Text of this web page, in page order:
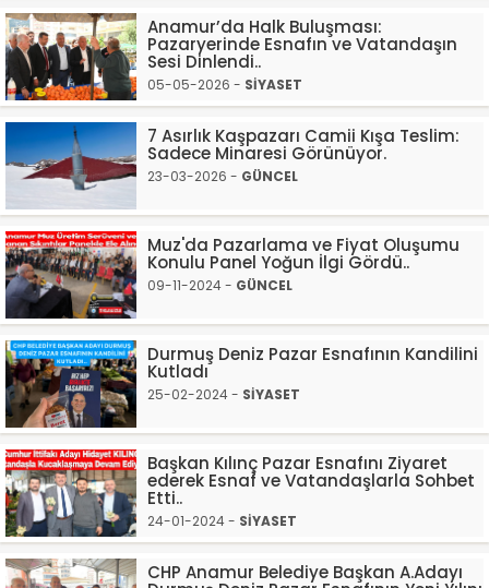
Anamur’da Halk Buluşması:
Pazaryerinde Esnafın ve Vatandaşın
Sesi Dinlendi..
05-05-2026 - SİYASET
7 Asırlık Kaşpazarı Camii Kışa Teslim:
Sadece Minaresi Görünüyor.
23-03-2026 - GÜNCEL
Muz'da Pazarlama ve Fiyat Oluşumu
Konulu Panel Yoğun İlgi Gördü..
09-11-2024 - GÜNCEL
Durmuş Deniz Pazar Esnafının Kandilini
Kutladı
25-02-2024 - SİYASET
Başkan Kılınç Pazar Esnafını Ziyaret
ederek Esnaf ve Vatandaşlarla Sohbet
Etti..
24-01-2024 - SİYASET
CHP Anamur Belediye Başkan A.Adayı